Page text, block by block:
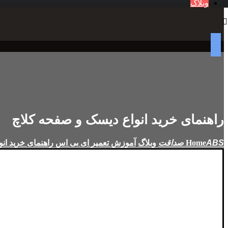
وبلاگ
راهنمای خرید انواع دیسک و صفحه کلاچ
Home وبلاگ آموزش تعمیر ای بی اس راهنمای خرید